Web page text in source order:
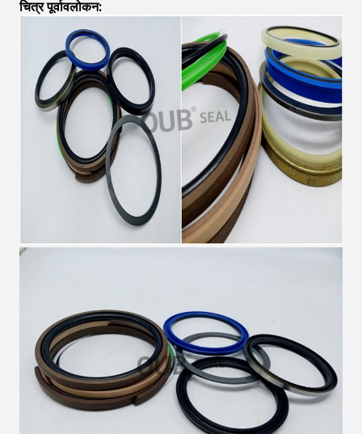
चित्र पूर्वावलोकन: